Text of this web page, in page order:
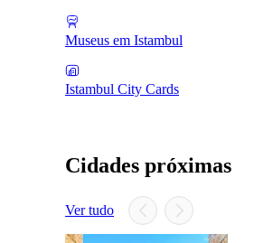
Museus em Istambul
Istambul City Cards
Cidades próximas
Ver tudo